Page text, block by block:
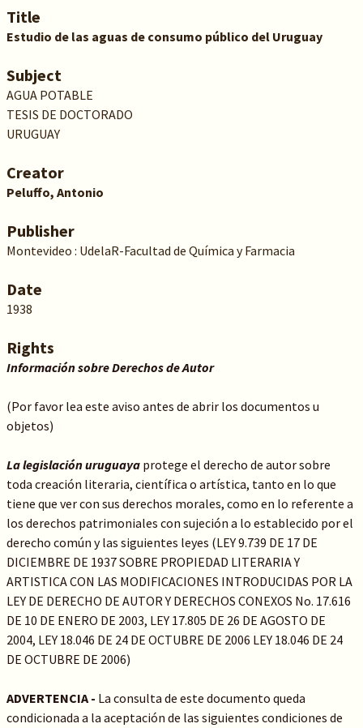
Title
Estudio de las aguas de consumo público del Uruguay
Subject
AGUA POTABLE
TESIS DE DOCTORADO
URUGUAY
Creator
Peluffo, Antonio
Publisher
Montevideo : UdelaR-Facultad de Química y Farmacia
Date
1938
Rights
Información sobre Derechos de Autor
(Por favor lea este aviso antes de abrir los documentos u
objetos)
La legislación uruguayaprotege el derecho de autor sobre
toda creación literaria, científica o artística, tanto en lo que
tiene que ver con sus derechos morales, como en lo referente a
los derechos patrimoniales con sujeción a lo establecido por el
derecho común y las siguientes leyes (LEY 9.739 DE 17 DE
DICIEMBRE DE 1937 SOBRE PROPIEDAD LITERARIA Y
ARTISTICA CON LAS MODIFICACIONES INTRODUCIDAS POR LA
LEY DE DERECHO DE AUTOR Y DERECHOS CONEXOS No. 17.616
DE 10 DE ENERO DE 2003, LEY 17.805 DE 26 DE AGOSTO DE
2004, LEY 18.046 DE 24 DE OCTUBRE DE 2006 LEY 18.046 DE 24
DE OCTUBRE DE 2006)
ADVERTENCIA - La consulta de este documento queda
condicionada a la aceptación de las siguientes condiciones de